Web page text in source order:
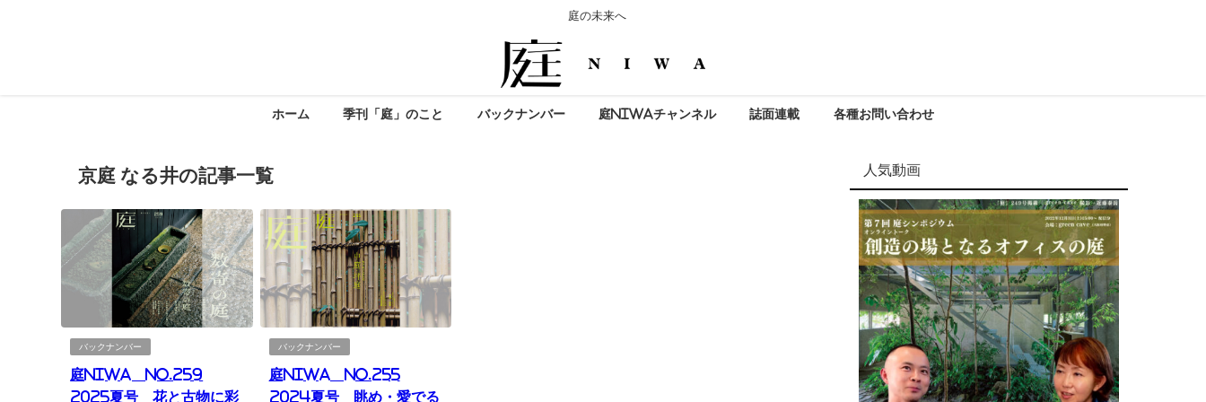
庭の未来へ
ホーム 季刊「庭」のこと バックナンバー 庭NIWAチャンネル 誌面連載 各種お問い合わせ
京庭 なる井の記事一覧
バックナンバー
庭NIWA No.259
2025夏号 花と古物に彩
バックナンバー
庭NIWA No.255
2024夏号 眺め・愛でる
人気動画